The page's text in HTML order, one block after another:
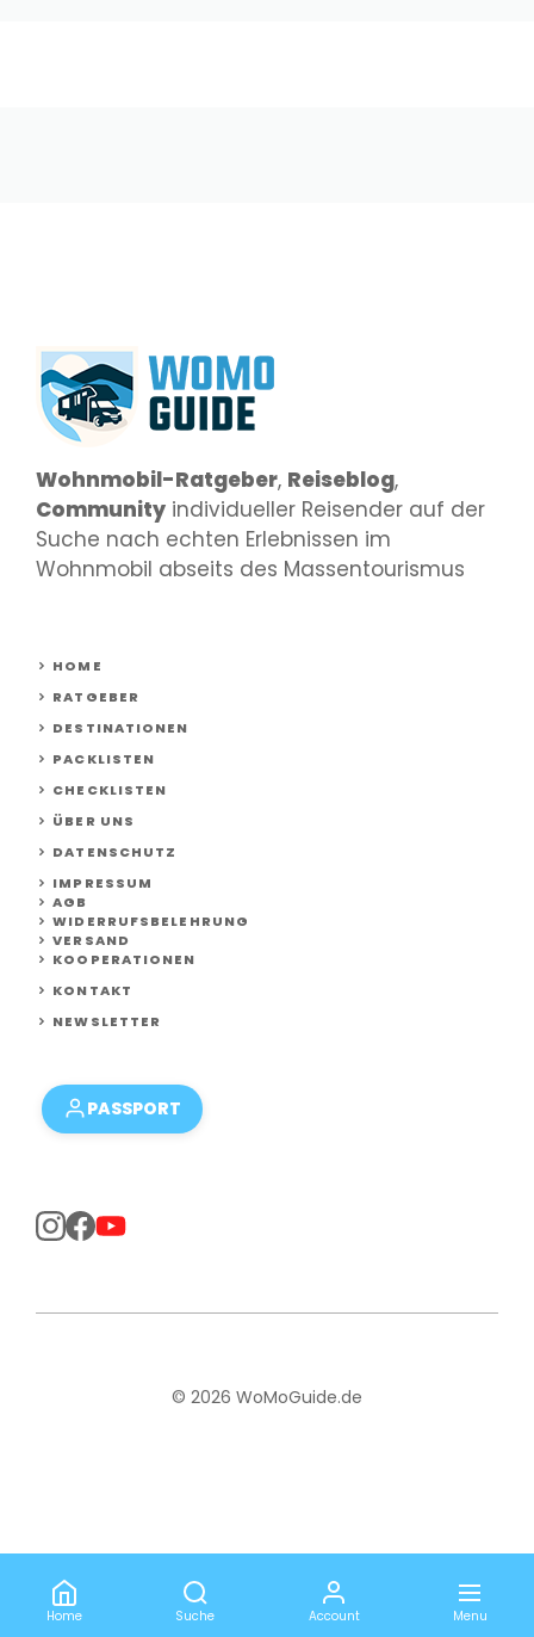
Wohnmobil-Ratgeber, Reiseblog,
Community individueller Reisender auf der
Suche nach echten Erlebnissen im
Wohnmobil abseits des Massentourismus
HOME
RATGEBER
DESTINATIONEN
PACKLISTEN
CHECKLISTEN
ÜBER UNS
DATENSCHUTZ
IMPRESSUM
AGB
WIDERRUFSBELEHRUNG
VERSAND
KOOPERATIONEN
KONTAKT
NEWSLETTER
PASSPORT
© 2026 WoMoGuide.de
Home Suche Account Menu